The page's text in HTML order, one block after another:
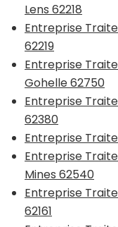
Lens 62218
Entreprise
62219
Entreprise
Gohelle 62750
Entreprise
62380
Entreprise
Entreprise
Mines 62540
Entreprise
62161